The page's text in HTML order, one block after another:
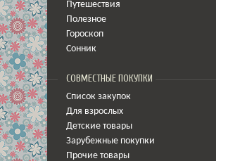
Путешествия
Полезное
Гороскоп
Сонник
СОВМЕСТНЫЕ ПОКУПКИ
Список закупок
Для взрослых
Детские товары
Зарубежные покупки
Прочие товары